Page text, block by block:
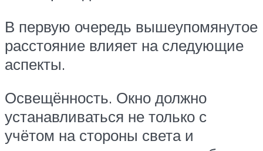
В первую очередь вышеупомянутое
расстояние влияет на следующие
аспекты.
Освещённость. Окно должно
устанавливаться не только с
учётом на стороны света и